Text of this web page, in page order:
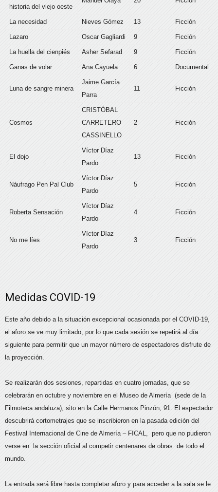
historia del viejo oeste
La necesidad Nieves Gómez 13 Ficción
Lazaro Oscar Gagliardi 9 Ficción
La huella del cienpiés Asher Sefarad 9 Ficción
Ganas de volar Ana Cayuela 6 Documental
Luna de sangre minera
Jaime García
Parra
11 Ficción
Cosmos
CRISTÓBAL
CARRETERO
CASSINELLO
2 Ficción
El dojo
Víctor Díaz
Pardo
13 Ficción
Náufrago Pen Pal Club
Víctor Díaz
Pardo
5 Ficción
Roberta Sensación
Víctor Díaz
Pardo
4 Ficción
No me líes
Víctor Díaz
Pardo
3 Ficción
Medidas COVID-19
Este año debido a la situación excepcional ocasionada por el COVID-19,
el aforo se ve muy limitado, por lo que cada sesión se repetirá al día
siguiente para permitir que un mayor número de espectadores disfrute de
la proyección.
Se realizarán dos sesiones, repartidas en cuatro jornadas, que se
celebrarán en octubre y noviembre en el Museo de Almería (sede de la
Filmoteca andaluza), sito en la Calle Hermanos Pinzón, 91. El espectador
descubrirá cortometrajes que se inscribieron en la pasada edición del
Festival Internacional de Cine de Almería – FICAL, pero que no pudieron
verse en la sección oficial al competir centenares de obras de todo el
mundo.
La entrada será libre hasta completar aforo y para acceder a la sala se le